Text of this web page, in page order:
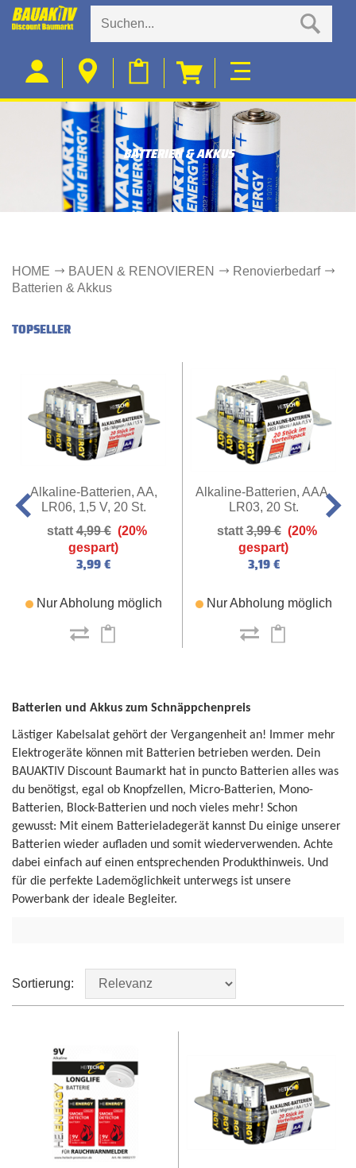
BATTERIEN & AKKUS
HOME BAUEN & RENOVIEREN
Renovierbedarf
Batterien & Akkus
TOPSELLER
Alkaline-Batterien, AA,
LR06, 1,5 V, 20 St.
4,99 € (20%
gespart)
3,99 €
Nur Abholung möglich
Alkaline-Batterien, AAA,
LR03, 20 St.
3,99 € (20%
gespart)
3,19 €
Nur Abholung möglich
Batterien und Akkus zum Schnäppchenpreis
Lästiger Kabelsalat gehört der Vergangenheit an! Immer mehr
Elektrogeräte können mit Batterien betrieben werden. Dein
BAUAKTIV Discount Baumarkt hat in puncto Batterien alles was
du benötigst, egal ob Knopfzellen, Micro-Batterien, Mono-
Batterien, Block-Batterien und noch vieles mehr! Schon
gewusst: Mit einem Batterieladegerät kannst Du einige unserer
Batterien wieder aufladen und somit wiederverwenden. Achte
dabei einfach auf einen entsprechenden Produkthinweis. Und
für die perfekte Lademöglichkeit unterwegs ist unsere
Powerbank der ideale Begleiter.
Sortierung: